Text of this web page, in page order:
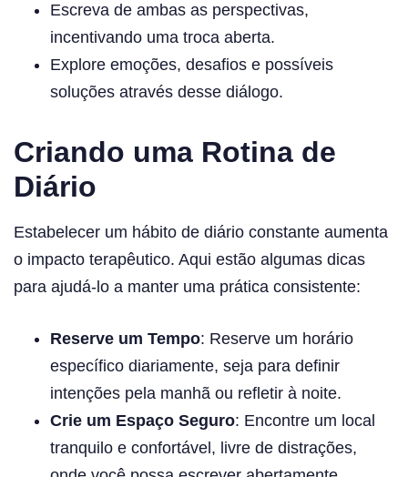
Escreva de ambas as perspectivas,
incentivando uma troca aberta.
Explore emoções, desafios e possíveis
soluções através desse diálogo.
Criando uma Rotina de
Diário
Estabelecer um hábito de diário constante aumenta
o impacto terapêutico. Aqui estão algumas dicas
para ajudá-lo a manter uma prática consistente:
Reserve um Tempo: Reserve um horário
específico diariamente, seja para definir
intenções pela manhã ou refletir à noite.
Crie um Espaço Seguro: Encontre um local
tranquilo e confortável, livre de distrações,